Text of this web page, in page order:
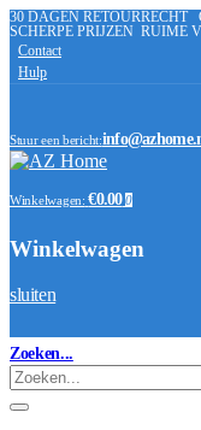
30 DAGEN RETOURRECHT
SCHERPE PRIJZEN RUIME
Contact
Hulp
Stuur een bericht:
Winkelwagen: €0.00 0
Winkelwagen
sluiten
Zoeken...